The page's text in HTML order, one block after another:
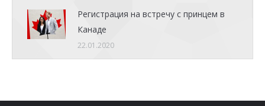
Регистрация на встречу с принцем в
Канаде
22.01.2020